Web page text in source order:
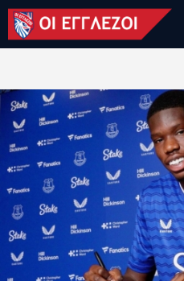
LONDON CALLING
ΚΑΤΗΓΟΡΙΕΣ
ΒΑΘΜΟΛΟΓΙΕΣ
ΟΜΑΔΕΣ
ΠΟΙΟΙ ΕΙΜΑΣΤΕ